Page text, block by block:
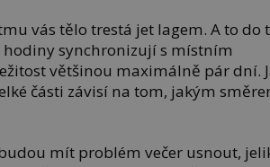
vás tělo trestá jet lagem. A to do
hodiny synchronizují s místním
většinou maximálně pár dní.
části závisí na tom, jakým
mít problém večer usnout,